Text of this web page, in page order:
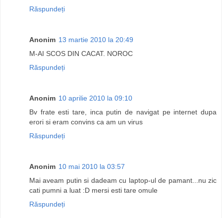
Răspundeți
Anonim 13 martie 2010 la 20:49
M-AI SCOS DIN CACAT. NOROC
Răspundeți
Anonim 10 aprilie 2010 la 09:10
Bv frate esti tare, inca putin de navigat pe internet dupa
erori si eram convins ca am un virus
Răspundeți
Anonim 10 mai 2010 la 03:57
Mai aveam putin si dadeam cu laptop-ul de pamant...nu zic
cati pumni a luat :D mersi esti tare omule
Răspundeți